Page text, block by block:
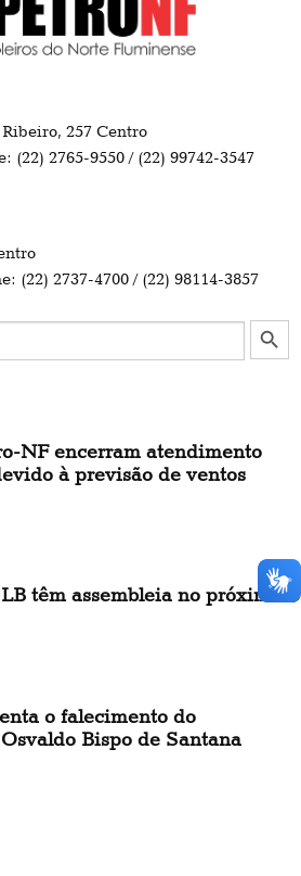
257 Centro
(22) 2765-9550 / (22) 99742-3547
(22) 2737-4700 / (22) 98114-3857
Search Button
NF encerram atendimento
à previsão de ventos
têm assembleia no próximo
o falecimento do
Bispo de Santana